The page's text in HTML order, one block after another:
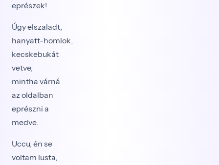
eprészek!
Úgy elszaladt,
hanyatt-homlok,
kecskebukát
vetve,
mintha várná
az oldalban
eprészni a
medve.
Uccu, én se
voltam lusta,